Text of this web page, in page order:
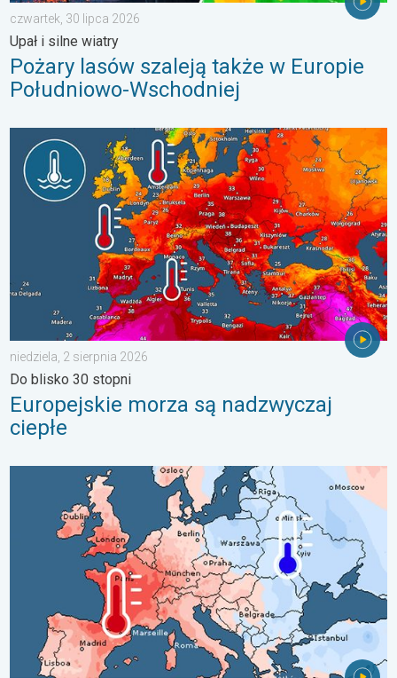
czwartek, 30 lipca 2026
Upał i silne wiatry
Pożary lasów szaleją także w Europie
Południowo-Wschodniej
Europejskie morza są nadzwyczaj ciepłe. Do blisko 30
niedziela, 2 sierpnia 2026
Do blisko 30 stopni
Europejskie morza są nadzwyczaj
ciepłe
Lipiec pełen pogodowych kontrastów. Podsumowanie